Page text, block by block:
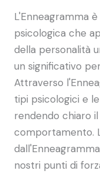
L'Enneagramma
psicologica che
della personalità
un significativo
Attraverso
tipi psicologici e
rendendo chiaro
comportamento.
nostri punti di